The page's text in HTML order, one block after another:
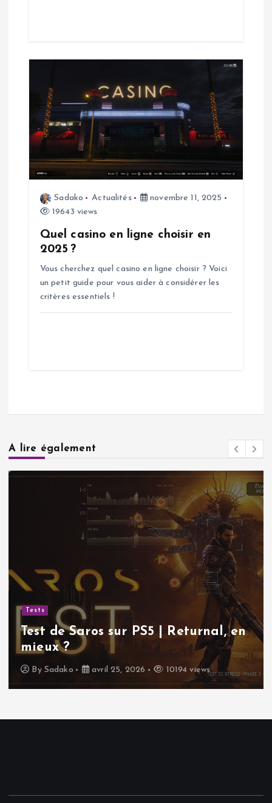
Sadako Actualités
novembre 11, 2025
19643 views
Quel casino en ligne choisir en
2025 ?
Vous cherchez quel casino en ligne choisir ? Voici
un petit guide pour vous aider à considérer les
critères essentiels !
A lire également
Tests
Test de Saros sur PS5 | Returnal, en
mieux ?
By Sadako avril 25, 2026 10194 views